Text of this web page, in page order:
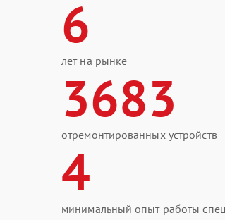
6
лет на рынке
3683
отремонтированных устройств
4
минимальный опыт работы